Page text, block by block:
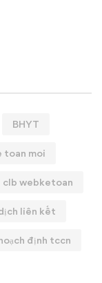
BHYT
toan moi
clb webketoan
liên kết
định tccn